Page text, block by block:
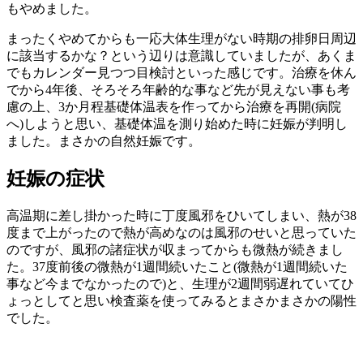
もやめました。
まったくやめてからも一応大体生理がない時期の排卵日周辺
に該当するかな？という辺りは意識していましたが、あくま
でもカレンダー見つつ目検討といった感じです。治療を休ん
でから4年後、そろそろ年齢的な事など先が見えない事も考
慮の上、3か月程基礎体温表を作ってから治療を再開(病院
へ)しようと思い、基礎体温を測り始めた時に妊娠が判明し
ました。まさかの自然妊娠です。
妊娠の症状
高温期に差し掛かった時に丁度風邪をひいてしまい、熱が38
度まで上がったので熱が高めなのは風邪のせいと思っていた
のですが、風邪の諸症状が収まってからも微熱が続きまし
た。37度前後の微熱が1週間続いたこと(微熱が1週間続いた
事など今までなかったので)と、生理が2週間弱遅れていてひ
ょっとしてと思い検査薬を使ってみるとまさかまさかの陽性
でした。